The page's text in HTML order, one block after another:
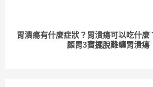
Next
胃潰瘍有什麼症狀？胃潰瘍可以吃什麼
顧胃3寶擺脫難纏胃潰瘍